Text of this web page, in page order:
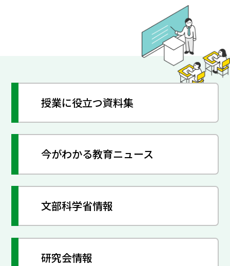
授業に役立つ資料集
今がわかる教育ニュース
文部科学省情報
研究会情報